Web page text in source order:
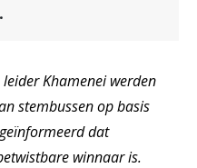
.
leider Khamenei werden
stembussen op basis
dat
winnaar is.